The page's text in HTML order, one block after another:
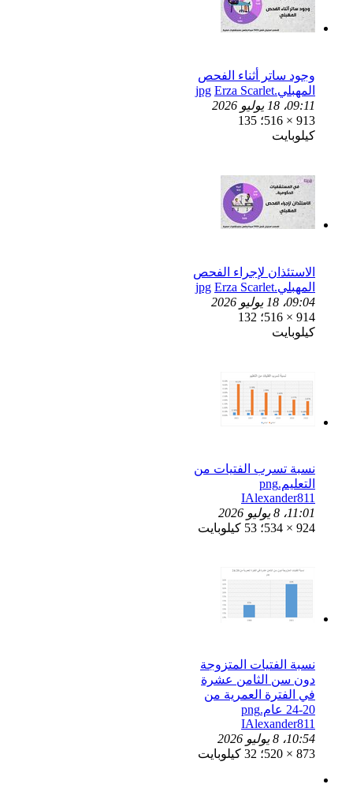
وجود ساتر أثناء الفحص
المهبلي.jpgErza Scarlet
09:11، 18 يوليو 2026
913 × 516؛ 135
كيلوبايت
الاستئذان لإجراء الفحص
المهبلي.jpgErza Scarlet
09:04، 18 يوليو 2026
914 × 516؛ 132
كيلوبايت
نسبة تسرب الفتيات من
التعليم.png
IAlexander811
11:01، 8 يوليو 2026
924 × 534؛ 53 كيلوبايت
نسبة الفتيات المتزوجة
دون سن الثامن عشرة
في الفترة العمرية من
20-24 عام.png
IAlexander811
10:54، 8 يوليو 2026
873 × 520؛ 32 كيلوبايت